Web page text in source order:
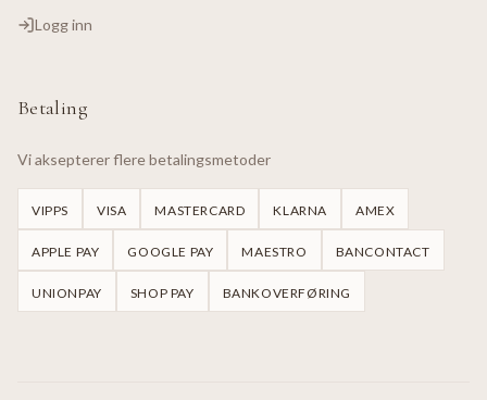
Logg inn
Betaling
Vi aksepterer flere betalingsmetoder
VIPPS VISA MASTERCARD KLARNA AMEX
APPLE PAY GOOGLE PAY MAESTRO BANCONTACT
UNIONPAY SHOP PAY BANKOVERFØRING